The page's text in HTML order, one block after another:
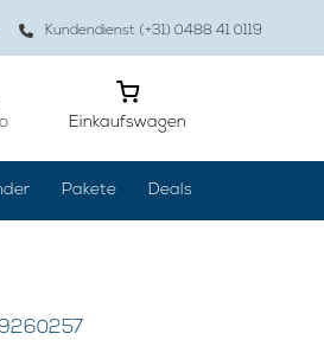
Kundendienst (+31) 0488 41 0119
Einkaufswagen
Pakete Deals